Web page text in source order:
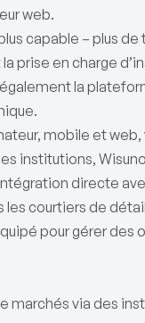
web.
capable – plus
prise en charge
la
mobile et web,
institutions,
directe
courtiers de
pour gérer des
marchés via des